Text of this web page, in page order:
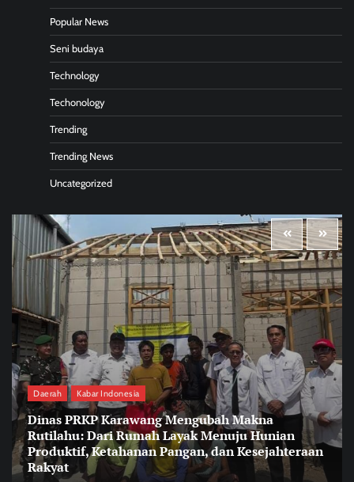
Popular News
Seni budaya
Technology
Techonology
Trending
Trending News
Uncategorized
Daerah Kabar Indonesia
Dinas PRKP Karawang Mengubah Makna
Rutilahu: Dari Rumah Layak Menuju Hunian
Produktif, Ketahanan Pangan, dan Kesejahteraan
Rakyat